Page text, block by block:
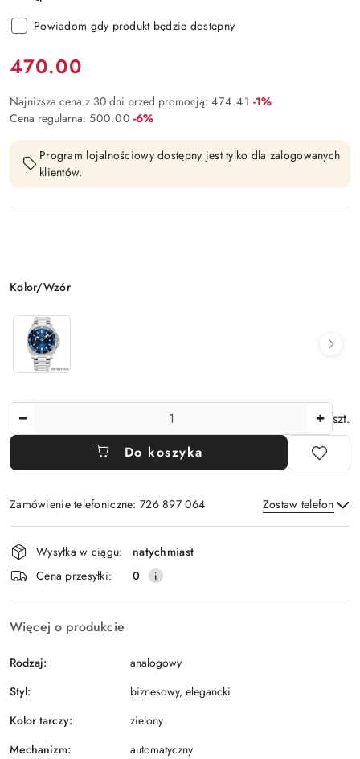
Powiadom gdy produkt będzie dostępny
Cena:
470.00
Najniższa cena z 30 dni przed promocją: 474.41 Rabat:
-1%
Cena regularna: 500.00 Rabat:
-6%
Program lojalnościowy dostępny jest tylko dla zalogowanych
klientów.
Wariant
Kolor/Wzór
szt.
Do koszyka
Zamówienie telefoniczne: 726 897 064 Zostaw telefon
Wyślij
Dostępność
i
dostawa
Wysyłka w ciągu:
natychmiast
Cena przesyłki:
0
Więcej o produkcie
Rodzaj:
analogowy
Styl:
biznesowy, elegancki
Kolor tarczy:
zielony
Mechanizm:
automatyczny